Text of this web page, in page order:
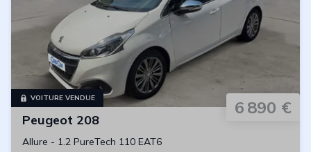
VOITURE VENDUE 6 890 €
Peugeot 208
Allure - 1.2 PureTech 110 EAT6